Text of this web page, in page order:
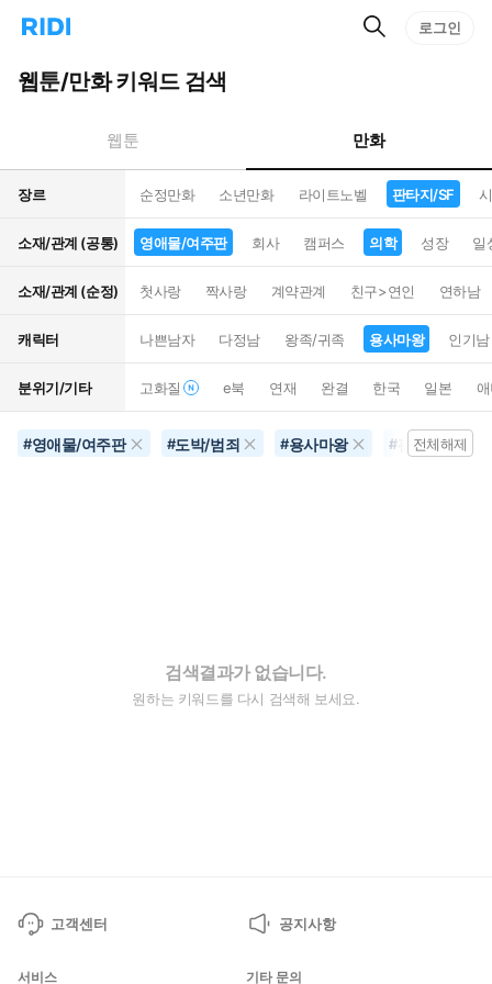
리
홈
으
턴
트
검
로그인
웹툰/만화 키워드 검색
웹툰 만화
장르 순정만화 소년만화 라이트노벨 판타지/SF
소재/관계 (공통) 영애물/여주판 회사 캠퍼스 의학 성장 일
소재/관계 (순정) 첫사랑 짝사랑 계약관계 친구>연인 연하남
캐릭터 나쁜남자 다정남 왕족/귀족 용사마왕 인기남
분위기/기타 고화질 e북 연재 완결 한국 일본
#영애물/여주판 #도박/범죄 #용사마왕 #판타지/SF
전체해제
검색결과가 없습니다.
원하는 키워드를 다시 검색해 보세요.
고객센터 공지사항
서비스 기타 문의